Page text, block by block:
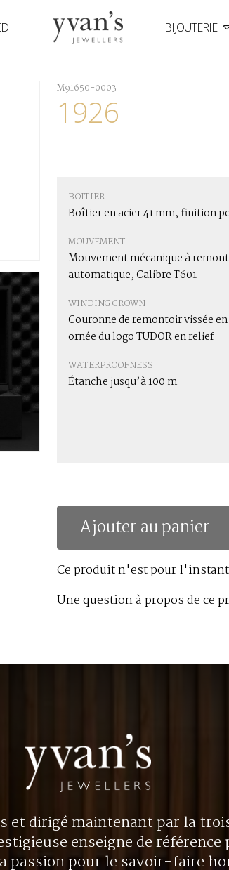
BIJOUTERIE
M91650-0003
1926
BOITIER
Boîtier en acier 41 mm, finition
MOUVEMENT
Mouvement mécanique à
automatique, Calibre T601
WINDING CROWN
Couronne de remontoir vissée
ornée du logo TUDOR en relief
WATERPROOFNESS
Étanche jusqu’à 100 m
Ajouter au panier
Ce produit n'est pour
Une question à propos de ce
et dirigé maintenant par la
enseigne de
passion pour le savoir-faire